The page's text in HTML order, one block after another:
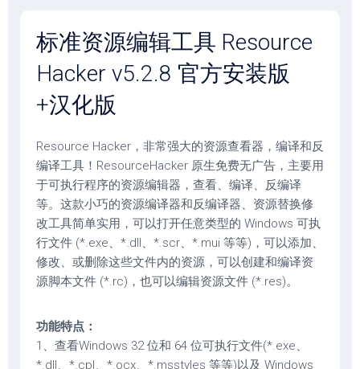
标准资源编辑工具 Resource
Hacker v5.2.8 官方安装版
+汉化版
Resource Hacker，非常强大的资源查看器，编译和反
编译工具！ResourceHacker 原生免费无广告，主要用
于可执行程序的资源编辑器，查看、编译、反编译
等。这款小巧的资源编译器和反编译器、资源替换修
改工具简单实用，可以打开任意类型的 Windows 可执
行文件 (*.exe、*.dll、*.scr、*.mui 等等)，可以添加、
修改、或删除这些文件内的资源，可以创建和编译资
源脚本文件 (*.rc)，也可以编辑资源文件 (*.res)。
功能特点：
1、查看Windows 32 位和 64 位可执行文件(*.exe、
*.dll、*.cpl、*.ocx、*.msstyles 等等)以及 Windows